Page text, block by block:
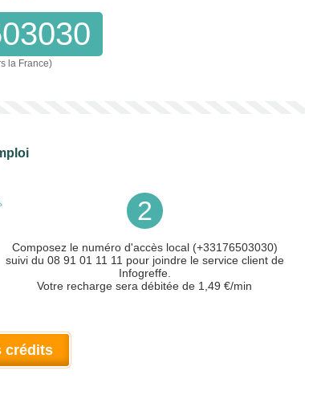
la France)
2
Composez le numéro d'accès local (+33176503030)
suivi du 08 91 01 11 11 pour joindre le service client de
Infogreffe.
Votre recharge sera débitée de 1,49 €/min
crédits